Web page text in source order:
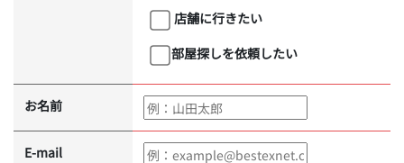
店舗に行きたい
部屋探しを依頼したい
お名前
E-mail